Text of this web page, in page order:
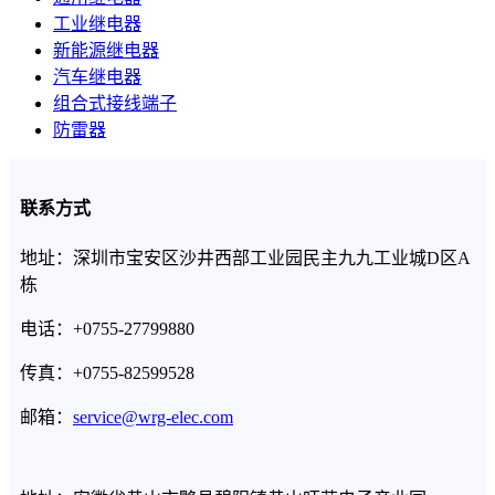
工业继电器
新能源继电器
汽车继电器
组合式接线端子
防雷器
联系方式
地址：深圳市宝安区沙井西部工业园民主九九工业城D区A
栋
电话：+0755-27799880
传真：+0755-82599528
邮箱： service@wrg-elec.com